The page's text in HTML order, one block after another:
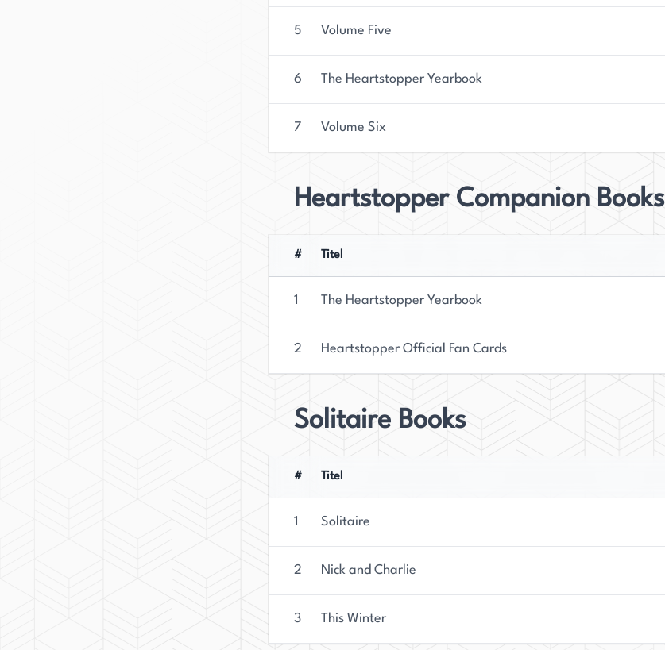
Handle @AliceOseman auf Twitter und Instagram gefunden werden.
5 Volume Five
6 The Heartstopper Yearbook
7 Volume Six
Heartstopper Companion Books
# Titel
1 The Heartstopper Yearbook
2 Heartstopper Official Fan Cards
Solitaire Books
# Titel
1 Solitaire
2 Nick and Charlie
3 This Winter